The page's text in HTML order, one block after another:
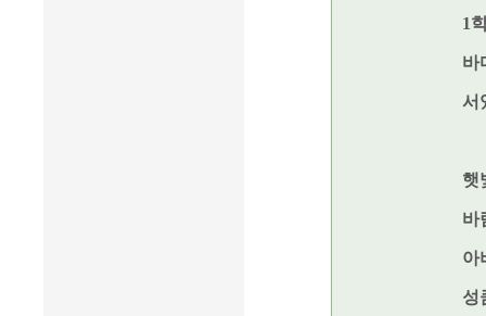
1
바
서
햇
바
아
성